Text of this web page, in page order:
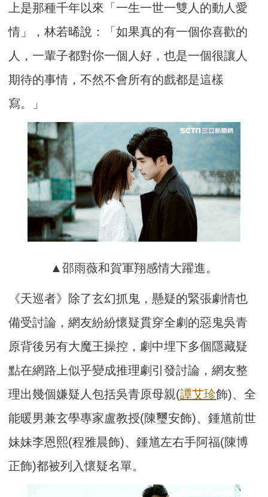
上是那種千年以來「一生一世一雙人的動人愛
情」，林若晞說：「如果真的有一個你喜歡的
人，一輩子都對你一個人好，也是一個很讓人
期待的事情，不然不會所有的戲都是這樣
寫。」
▲邵雨薇和賀軍翔感情大躍進。
《天巡者》除了玄幻抓鬼，懸疑的緊張劇情也
備受討論，網友紛紛懷疑貫穿全劇的惡鬼吳青
原背後另有大魔王操控，劇中埋下多個隱藏疑
點在網路上似乎變成推理劇引發討論，網友整
理出幾個嫌疑人包括吳青原母親(譚艾珍飾)、全
能暖男兼玄學專家盧教授(陳璽安飾)、鍾馗前世
妹妹李恩熙(程雅晨飾)、鍾馗左右手阿福(陳博
正飾)都被列入懷疑名單。